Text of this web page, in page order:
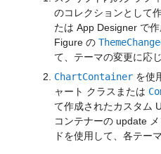
のコレクションとして
たは App Designer で作
Figure の
て、テーマの変更に応
ChartContainerを使
ャート クラスまたは
て作成されたカスタム
コンテナーの update
ドを使用して、各テー